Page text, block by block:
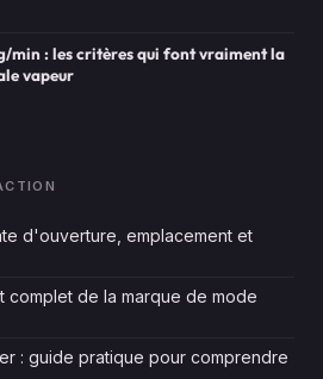
min : les critères qui font vraiment la
vapeur
d'ouverture, emplacement et
complet de la marque de mode
: guide pratique pour comprendre